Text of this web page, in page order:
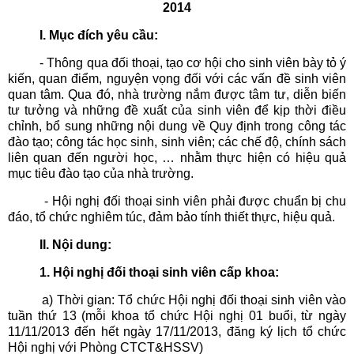
2014
I. Mục đích yêu cầu:
- Thông qua đối thoại, tạo cơ hội cho sinh viên bày tỏ ý
kiến, quan điểm, nguyện vọng đối với các vấn đề sinh viên
quan tâm. Qua đó, nhà trường nắm được tâm tư, diễn biến
tư tưởng và những đề xuất của sinh viên để kịp thời điều
chỉnh, bổ sung những nội dung về Quy định trong công tác
đào tạo; công tác học sinh, sinh viên; các chế độ, chính sách
liên quan đến người học, … nhằm thực hiện có hiệu quả
mục tiêu đào tạo của nhà trường.
- Hội nghị đối thoại sinh viên phải được chuẩn bị chu
đáo, tổ chức nghiêm túc, đảm bảo tính thiết thực, hiệu quả.
II. Nội dung:
1. Hội nghị đối thoại sinh viên cấp khoa:
a) Thời gian: Tổ chức Hội nghị đối thoại sinh viên vào
tuần thứ 13 (mỗi khoa tổ chức Hội nghị 01 buổi, từ ngày
11/11/2013 đến hết ngày 17/11/2013, đăng ký lịch tổ chức
Hội nghị với Phòng CTCT&HSSV)